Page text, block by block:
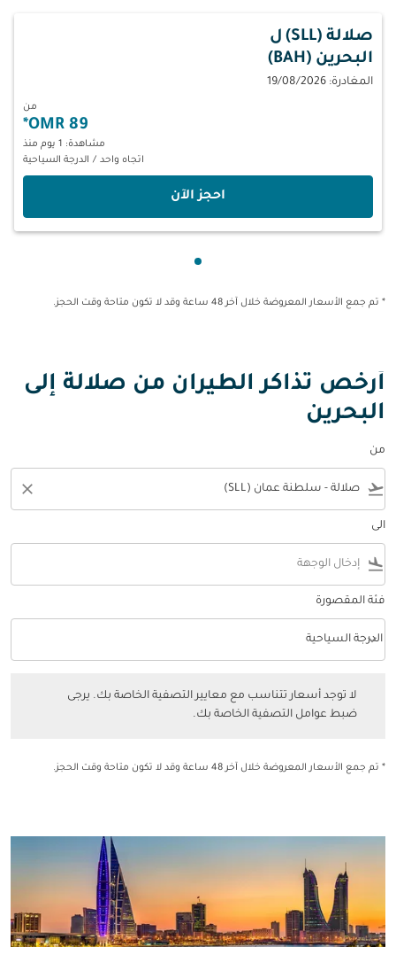
صلالة (SLL)
ل
البحرين (BAH)
المغادرة: 19/08/2026
من
89 OMR
*
مشاهدة: 1 يوم منذ
اتجاه واحد / الدرجة السياحية
‫احجز الآن‬
* تم جمع الأسعار المعروضة خلال آخر 48 ساعة وقد لا تكون متاحة وقت الحجز.
أرخص تذاكر الطيران من صلالة إلى
البحرين
من
flight_takeoff
close
الى
flight_land
فئة المقصورة
فئة المقصورة option الدرجة السياحية Selected
الدرجة السياحية
keyboard_arrow_down
لا توجد أسعار تتناسب مع معايير التصفية الخاصة بك. يرجى
ضبط عوامل التصفية الخاصة بك.
* تم جمع الأسعار المعروضة خلال آخر 48 ساعة وقد لا تكون متاحة وقت الحجز.